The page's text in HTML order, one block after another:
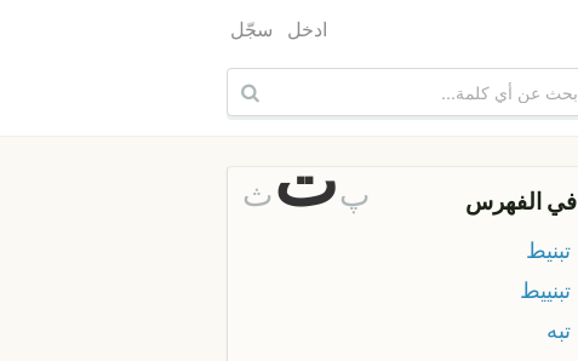
ادخل سجّل
في الفهرس پتث
تبنيط
تبنييط
تبه